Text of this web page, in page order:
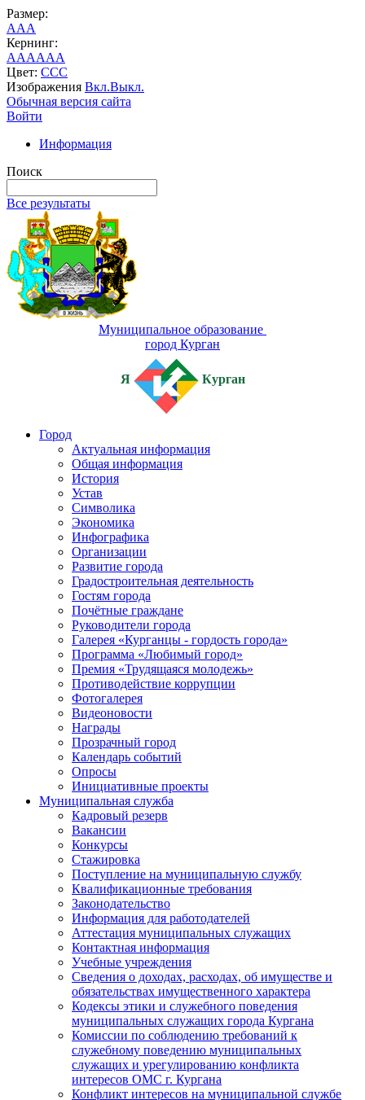
Размер:
AAA
Кернинг:
AAAAAA
Цвет: CCC
Изображения Вкл.Выкл.
Обычная версия сайта
Войти
Информация
Поиск
Все результаты
Муниципальное образование
город Курган
Я Курган
Город
Актуальная информация
Общая информация
История
Устав
Символика
Экономика
Инфографика
Организации
Развитие города
Градостроительная деятельность
Гостям города
Почётные граждане
Руководители города
Галерея «Курганцы - гордость города»
Программа «Любимый город»
Премия «Трудящаяся молодежь»
Противодействие коррупции
Фотогалерея
Видеоновости
Награды
Прозрачный город
Календарь событий
Опросы
Инициативные проекты
Муниципальная служба
Кадровый резерв
Вакансии
Конкурсы
Стажировка
Поступление на муниципальную службу
Квалификационные требования
Законодательство
Информация для работодателей
Аттестация муниципальных служащих
Контактная информация
Учебные учреждения
Сведения о доходах, расходах, об имуществе и
обязательствах имущественного характера
Кодексы этики и служебного поведения
муниципальных служащих города Кургана
Комиссии по соблюдению требований к
служебному поведению муниципальных
служащих и урегулированию конфликта
интересов ОМС г. Кургана
Конфликт интересов на муниципальной службе